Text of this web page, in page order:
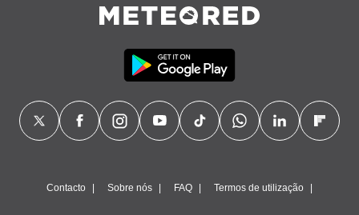
Contacto Sobre nós FAQ Termos de utilização